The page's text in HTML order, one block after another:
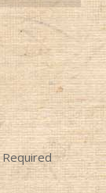
Required